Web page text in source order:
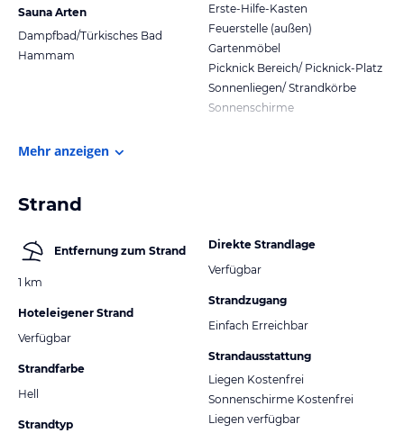
Sauna Arten
Dampfbad/Türkisches Bad
Hammam
Erste-Hilfe-Kasten
Feuerstelle (außen)
Gartenmöbel
Picknick Bereich/ Picknick-Platz
Sonnenliegen/ Strandkörbe
Sonnenschirme
Mehr anzeigen
Strand
Entfernung zum Strand
1 km
Hoteleigener Strand
Verfügbar
Strandfarbe
Hell
Strandtyp
Direkte Strandlage
Verfügbar
Strandzugang
Einfach Erreichbar
Strandausstattung
Liegen Kostenfrei
Sonnenschirme Kostenfrei
Liegen verfügbar